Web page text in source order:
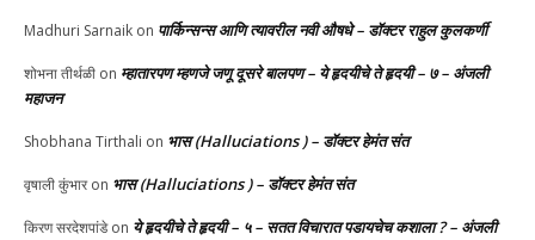
Madhuri Sarnaik on पार्किन्सन्स आणि त्यावरील नवी औषधे – डॉक्टर राहुल कुलकर्णी
शोभना तीर्थळी on म्हातारपण म्हणजे जणू दूसरे बालपण – ये हृदयीचे ते हृदयी – ७ – अंजली
महाजन
Shobhana Tirthali on भास (Halluciations ) – डॉक्टर हेमंत संत
वृषाली कुंभारon भास (Halluciations ) – डॉक्टर हेमंत संत
किरण सरदेशपांडेon ये हृदयीचे ते हृदयी – ५ – सतत विचारात पडायचेच कशाला ? – अंजली